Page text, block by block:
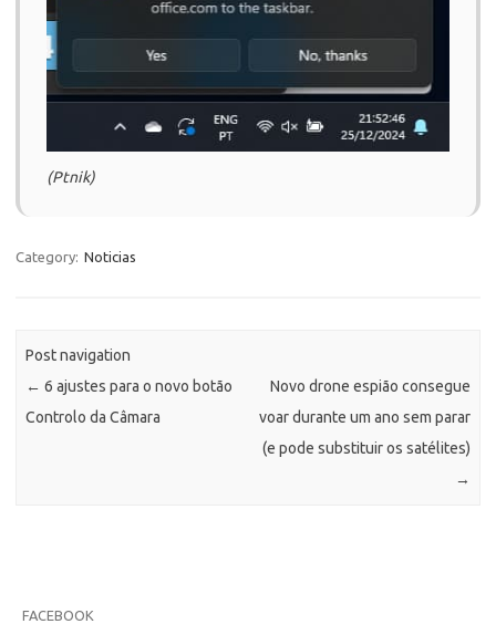
(Ptnik)
Category: Noticias
Post navigation
← 6 ajustes para o novo botão
Controlo da Câmara
Novo drone espião consegue
voar durante um ano sem parar
(e pode substituir os satélites)
→
FACEBOOK